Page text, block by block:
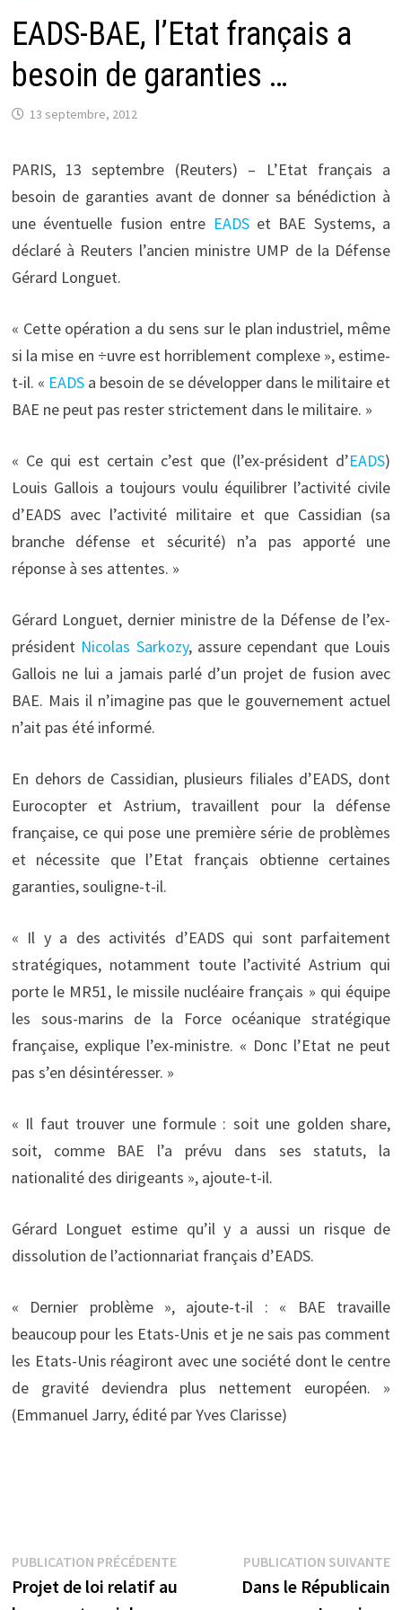
EADS-BAE, l’Etat français a
besoin de garanties …
13 septembre, 2012
PARIS, 13 septembre (Reuters) – L’Etat français a
besoin de garanties avant de donner sa bénédiction à
une éventuelle fusion entre EADSet BAE Systems, a
déclaré à Reuters l’ancien ministre UMP de la Défense
Gérard Longuet.
« Cette opération a du sens sur le plan industriel, même
si la mise en ÷uvre est horriblement complexe », estime-
t-il. « EADS a besoin de se développer dans le militaire et
BAE ne peut pas rester strictement dans le militaire. »
« Ce qui est certain c’est que (l’ex-président d’EADS)
Louis Gallois a toujours voulu équilibrer l’activité civile
d’EADS avec l’activité militaire et que Cassidian (sa
branche défense et sécurité) n’a pas apporté une
réponse à ses attentes. »
Gérard Longuet, dernier ministre de la Défense de l’ex-
président Nicolas Sarkozy, assure cependant que Louis
Gallois ne lui a jamais parlé d’un projet de fusion avec
BAE. Mais il n’imagine pas que le gouvernement actuel
n’ait pas été informé.
En dehors de Cassidian, plusieurs filiales d’EADS, dont
Eurocopter et Astrium, travaillent pour la défense
française, ce qui pose une première série de problèmes
et nécessite que l’Etat français obtienne certaines
garanties, souligne-t-il.
« Il y a des activités d’EADS qui sont parfaitement
stratégiques, notamment toute l’activité Astrium qui
porte le MR51, le missile nucléaire français » qui équipe
les sous-marins de la Force océanique stratégique
française, explique l’ex-ministre. « Donc l’Etat ne peut
pas s’en désintéresser. »
« Il faut trouver une formule : soit une golden share,
soit, comme BAE l’a prévu dans ses statuts, la
nationalité des dirigeants », ajoute-t-il.
Gérard Longuet estime qu’il y a aussi un risque de
dissolution de l’actionnariat français d’EADS.
« Dernier problème », ajoute-t-il : « BAE travaille
beaucoup pour les Etats-Unis et je ne sais pas comment
les Etats-Unis réagiront avec une société dont le centre
de gravité deviendra plus nettement européen. »
(Emmanuel Jarry, édité par Yves Clarisse)
Navigation
de
PUBLICATION PRÉCÉDENTEPublication
précédente :
Projet de loi relatif au
PUBLICATION SUIVANTE
Dans le Républicain